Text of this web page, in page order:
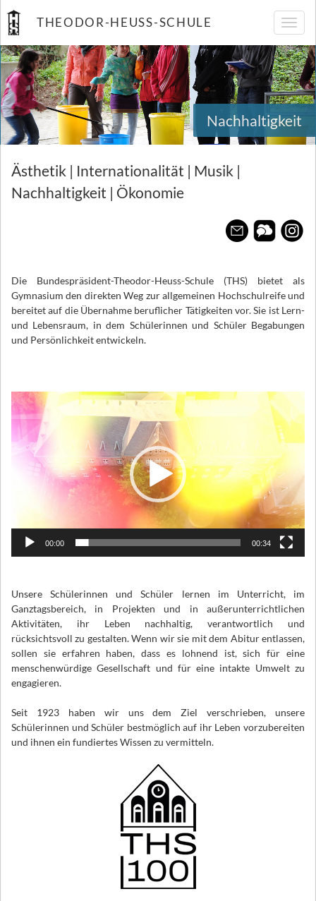
THEODOR-HEUSS-SCHULE
Nachhaltigkeit
Ästhetik
Ästhetik | Internationalität | Musik |
Nachhaltigkeit | Ökonomie
Die Bundespräsident-Theodor-Heuss-Schule (THS) bietet als
Gymnasium den direkten Weg zur allgemeinen Hochschulreife und
bereitet auf die Übernahme beruflicher Tätigkeiten vor. Sie ist Lern-
und Lebensraum, in dem Schülerinnen und Schüler Begabungen
und Persönlichkeit entwickeln.
Video-
Player
00:00 00:34
Unsere Schülerinnen und Schüler lernen im Unterricht, im
Ganztagsbereich, in Projekten und in außerunterrichtlichen
Aktivitäten, ihr Leben nachhaltig, verantwortlich und
rücksichtsvoll zu gestalten. Wenn wir sie mit dem Abitur entlassen,
sollen sie erfahren haben, dass es lohnend ist, sich für eine
menschenwürdige Gesellschaft und für eine intakte Umwelt zu
engagieren.
Seit 1923 haben wir uns dem Ziel verschrieben, unsere
Schülerinnen und Schüler bestmöglich auf ihr Leben vorzubereiten
und ihnen ein fundiertes Wissen zu vermitteln.